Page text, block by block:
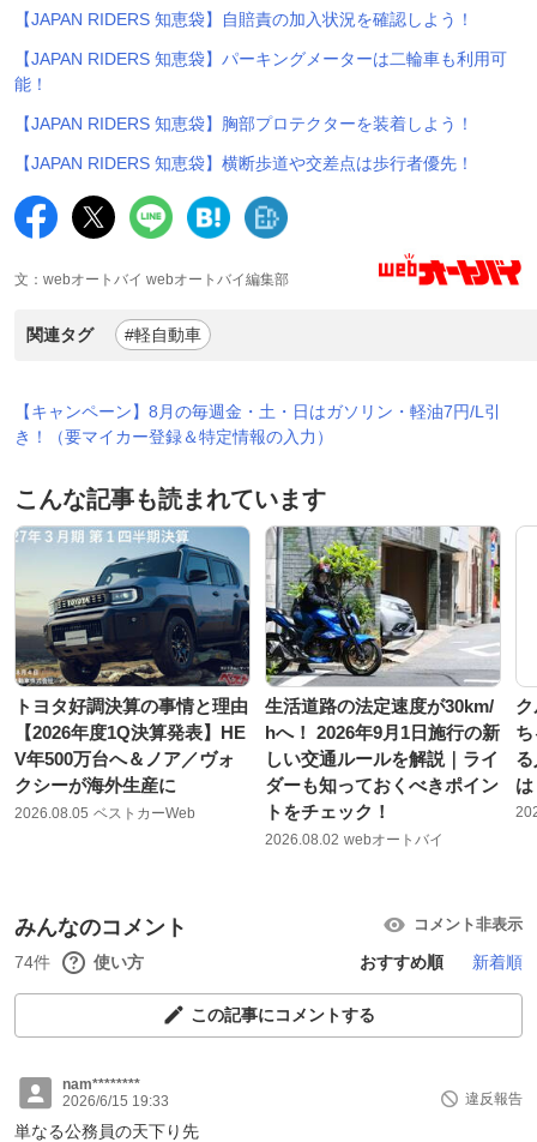
【JAPAN RIDERS 知恵袋】自賠責の加入状況を確認しよう！
【JAPAN RIDERS 知恵袋】パーキングメーターは二輪車も利用可
能！
【JAPAN RIDERS 知恵袋】胸部プロテクターを装着しよう！
【JAPAN RIDERS 知恵袋】横断歩道や交差点は歩行者優先！
文：webオートバイ webオートバイ編集部
関連タグ #軽自動車
【キャンペーン】8月の毎週金・土・日はガソリン・軽油7円/L引
き！（要マイカー登録＆特定情報の入力）
こんな記事も読まれています
トヨタ好調決算の事情と理由
【2026年度1Q決算発表】HE
V年500万台へ＆ノア／ヴォ
クシーが海外生産に
2026.08.05 ベストカーWeb
生活道路の法定速度が30km/
hへ！ 2026年9月1日施行の新
しい交通ルールを解説｜ライ
ダーも知っておくべきポイン
トをチェック！
2026.08.02 webオートバイ
みんなのコメント コメント非表示
74件 使い方 おすすめ順 新着順
この記事にコメントする
nam********
2026/6/15 19:33
違反報告
単なる公務員の天下り先